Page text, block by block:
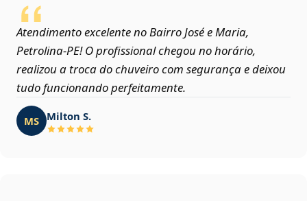
Atendimento excelente no Bairro José e Maria,
Petrolina‑PE! O profissional chegou no horário,
realizou a troca do chuveiro com segurança e deixou
tudo funcionando perfeitamente.
MS Milton S.